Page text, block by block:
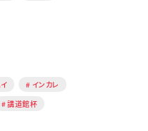
インカレ
講道館杯